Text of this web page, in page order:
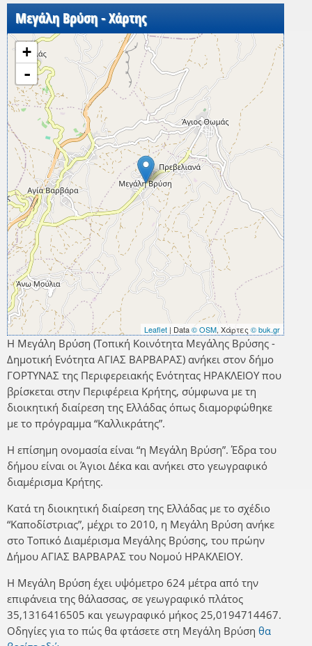
Μεγάλη Βρύση - Χάρτης
+
-
Leaflet | Data© OSM, Χάρτες © buk.gr
Η Μεγάλη Βρύση (Τοπική Κοινότητα Μεγάλης Βρύσης -
Δημοτική Ενότητα ΑΓΙΑΣ ΒΑΡΒΑΡΑΣ) ανήκει στον δήμο
ΓΟΡΤΥΝΑΣ της Περιφερειακής Ενότητας ΗΡΑΚΛΕΙΟΥ που
βρίσκεται στην Περιφέρεια Κρήτης, σύμφωνα με τη
διοικητική διαίρεση της Ελλάδας όπως διαμορφώθηκε
με το πρόγραμμα “Καλλικράτης”.
Η επίσημη ονομασία είναι “η Μεγάλη Βρύση”. Έδρα του
δήμου είναι οι Άγιοι Δέκα και ανήκει στο γεωγραφικό
διαμέρισμα Κρήτης.
Κατά τη διοικητική διαίρεση της Ελλάδας με το σχέδιο
“Καποδίστριας”, μέχρι το 2010, η Μεγάλη Βρύση ανήκε
στο Τοπικό Διαμέρισμα Μεγάλης Βρύσης, του πρώην
Δήμου ΑΓΙΑΣ ΒΑΡΒΑΡΑΣ του Νομού ΗΡΑΚΛΕΙΟΥ.
Η Μεγάλη Βρύση έχει υψόμετρο 624 μέτρα από την
επιφάνεια της θάλασσας, σε γεωγραφικό πλάτος
35,1316416505 και γεωγραφικό μήκος 25,0194714467.
Οδηγίες για το πώς θα φτάσετε στη Μεγάλη Βρύση θα